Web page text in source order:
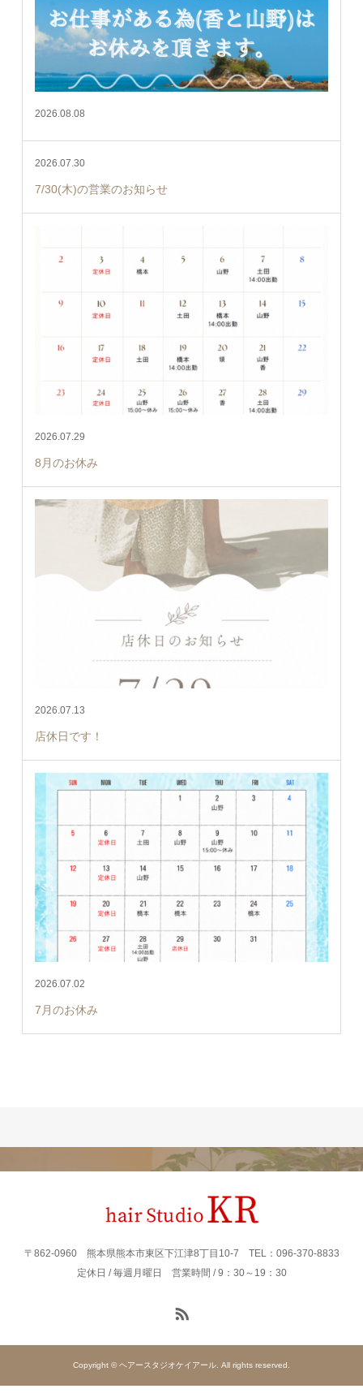
2026.08.08
2026.07.30
7/30(木)の営業のお知らせ
2026.07.29
8月のお休み
2026.07.13
店休日です！
2026.07.02
7月のお休み
〒862‐0960 熊本県熊本市東区下江津8丁目10-7 TEL：096-370-8833
定休日 / 毎週月曜日 営業時間 / 9：30～19：30
Copyright © ヘアースタジオケイアール. All rights reserved.